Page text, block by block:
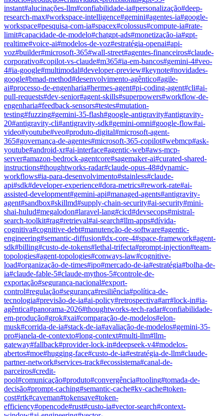
instant#alucinações-llm#confiabilidade-ia#personalização#deep-
research-max#workspace-intelligence#gemini#agentes-ia#google-
workspace#pesquisa-com-ia#spacex#colossus#compute-ia#rate-
limit#capacidade-de-modelo#chatgpt-ads#monetização-ia#gpt-
realtime#voice-ai#modelos-de-voz#estratégia-openai#api-
voz#builder#microsoft-365#wall-street#agentes-financeiros#claude-
corporativo#copilot-vs-claude#m365#ia-em-bancos#gemini-4#veo-
4#ia-google#multimodal#developer-preview#keynote#novidades-
google#bmad-method#desenvolvimento-agêntico#agile-
ai#processo-de-engenharia#hermes-agent#pi-coding-agent#cli#ai-
pull-requests#dev-senior#agent-skills#superpowers#workflow-de-
engenharia#feedback-sensors#testes#mutation-
testing#fuzzing#gemini-35-flash#google-antigravity#antigravity-
20#antigravity-cli#antigravity-sdk#gemini-omni#google-flow#ai-
video#youtube#veo#produto-digital#microsoft-agent-
365#governança-de-agentes#microsoft-365-copilot#webmcp#ask-
youtube#android-xr#ai-interface#agentic-web#aws-mcp-
server#amazon-bedrock-agentcore#sagemaker-ai#curated-shared-
instructions#thoughtworks-radar#claude-opus-48#dynamic-
workflows#ia-para-desenvolvimento#stainless#claude-
api#sdk#developer-experience#dora-metrics#rework-rate#ai-
assisted-development#gemini-api#managed-agents#antigravity-
agent#sandbox#skillmd#supply-chain-security#ai-security#mini-
shai-hulud#megalodon#laravel-lang#cicd#devsecops#mistral-
search-toolkit#rag#retrieval#ai-search#llm-apps#dívida-
cognitiva#cognitive-debt#manutenção-de-software#agentic-
engineering#semantic-diffusion#dx-core-4#space-framework#agent-
sdk#billing#custo-de-tokens#lethal-trifecta#prompt-injection#team-
topologies#agent-topologies#conways-law#cognitive-
load#organização-de-times#ipo#mercado-de-ia#estratégia#bolha-de-
ia#claude-fable-5#claude-mythos-5#controle-de-
exportação#segurança-nacional#export-
control#regulação#segurança#resiliência#política-de-
tecnologia#previsão-de-ia#ai-policy#retrospectiva#arr#lock-in#ia-
agêntica#panorama-2026#thoughtworks-tech-radar#confiabilidade-
em-produção#grok#xai#comparação-de-modelos#elon-
musk#corrida-de-ia#stack-de-ia#avaliação-de-modelos#gemini-35-
pro#janela-de-contexto#long-context#multi-llm#llm-
gateway#fallback#provider-lock-in#deepseek-v4#modelos-
abertos#moe#hugging-face#custo-de-ia#estratégia-de-llm#claude-
partner-network#services-track#ecossistema#canal-de-
parceiros#credit-
pool#comunicação#produto#convergência#tooling#tomada-de-
decisão#prompt-caching#semantic-cache#kv-cache#token-
cost#rtk#caveman#tokensave#token-
efficiency#opencode#rust#custo-ia#vector-search#context-